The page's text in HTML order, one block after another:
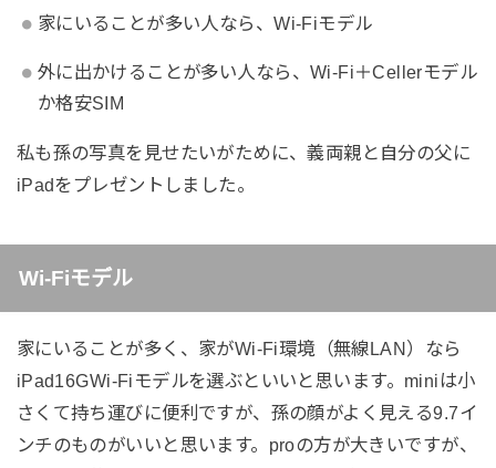
家にいることが多い人なら、Wi-Fiモデル
外に出かけることが多い人なら、Wi-Fi＋Cellerモデル
か格安SIM
私も孫の写真を見せたいがために、義両親と自分の父に
iPadをプレゼントしました。
Wi-Fiモデル
家にいることが多く、家がWi-Fi環境（無線LAN）なら
iPad16GWi-Fiモデルを選ぶといいと思います。miniは小
さくて持ち運びに便利ですが、孫の顔がよく見える9.7イ
ンチのものがいいと思います。proの方が大きいですが、